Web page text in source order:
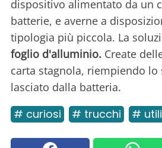
dispositivo alimentato da un
batterie, e averne a
tipologia più piccola. La
foglio d'alluminio. Create
carta stagnola, riempiendo lo
lasciato dalla batteria.
# curiosi # trucchi # utili